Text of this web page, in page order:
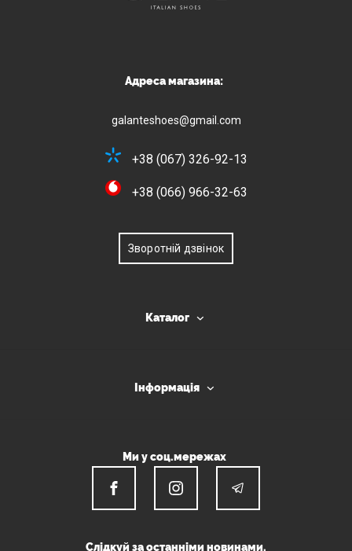
Адреса магазина:
galanteshoes@gmail.com
+38 (067) 326-92-13
+38 (066) 966-32-63
Зворотній дзвінок
Каталог
Інформація
Ми у соц.мережах
Слідкуй за останніми новинами.